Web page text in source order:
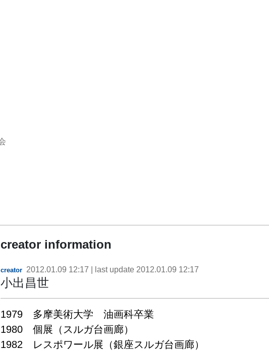
creator information
creator 2012.01.09 12:17 | last update 2012.01.09 12:17
小出昌世
1979　多摩美術大学　油画科卒業
1980　個展（スルガ台画廊）
1982　レスポワール展（銀座スルガ台画廊）